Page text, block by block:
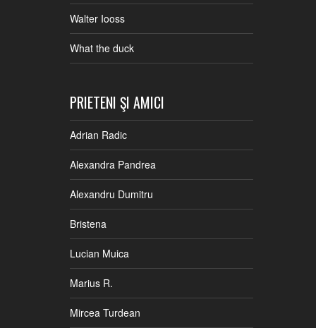
Walter Iooss
What the duck
PRIETENI ŞI AMICI
Adrian Radic
Alexandra Pandrea
Alexandru Dumitru
Bristena
Lucian Muica
Marius R.
Mircea Turdean